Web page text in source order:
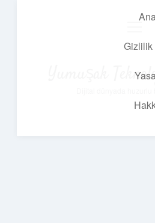
Gizlilik
Yumuşak